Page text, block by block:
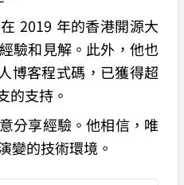
2019 年的香港開源大
驗和見解。此外，他也
博客程式碼，已獲得超
的支持。
分享經驗。他相信，唯
變的技術環境。